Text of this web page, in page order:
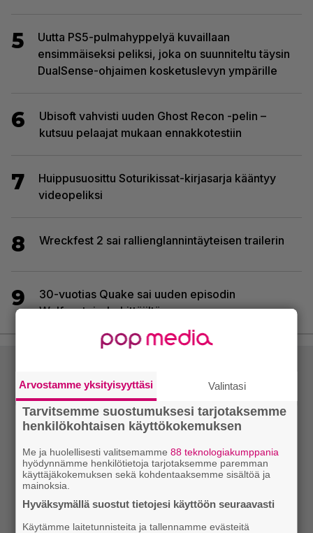
5
Uutta PS5-pulmahyppelyä kuvaillaan
ensimmäiseksi peliksi, joka on suunniteltu täysin
DualSense-ohjaimen kosketuslevyn ympärille
6
Ubisoft vahvisti uuden Ghost Recon -pelin –
kutsuu pelaajat mukaan ennakkotestiin
7
Huippusuosittu Soturikissat-kirjasarja kääntyy
videopeliksi
8 Wreckfest 2 sai rallienglannintäyteisen trailerin
9
30-vuotias Quake sai uuden episodin
Wolfenstein-kehittäjiltä
Arvostamme yksityisyyttäsi Valintasi
Tarvitsemme suostumuksesi tarjotaksemme
henkilökohtaisen käyttökokemuksen
Me ja huolellisesti valitsemamme88 teknologiakumppania
hyödynnämme henkilötietoja tarjotaksemme paremman
käyttäjäkokemuksen sekä kohdentaaksemme sisältöä ja
mainoksia.
Hyväksymällä suostut tietojesi käyttöön seuraavasti
Käytämme laitetunnisteita ja tallennamme evästeitä